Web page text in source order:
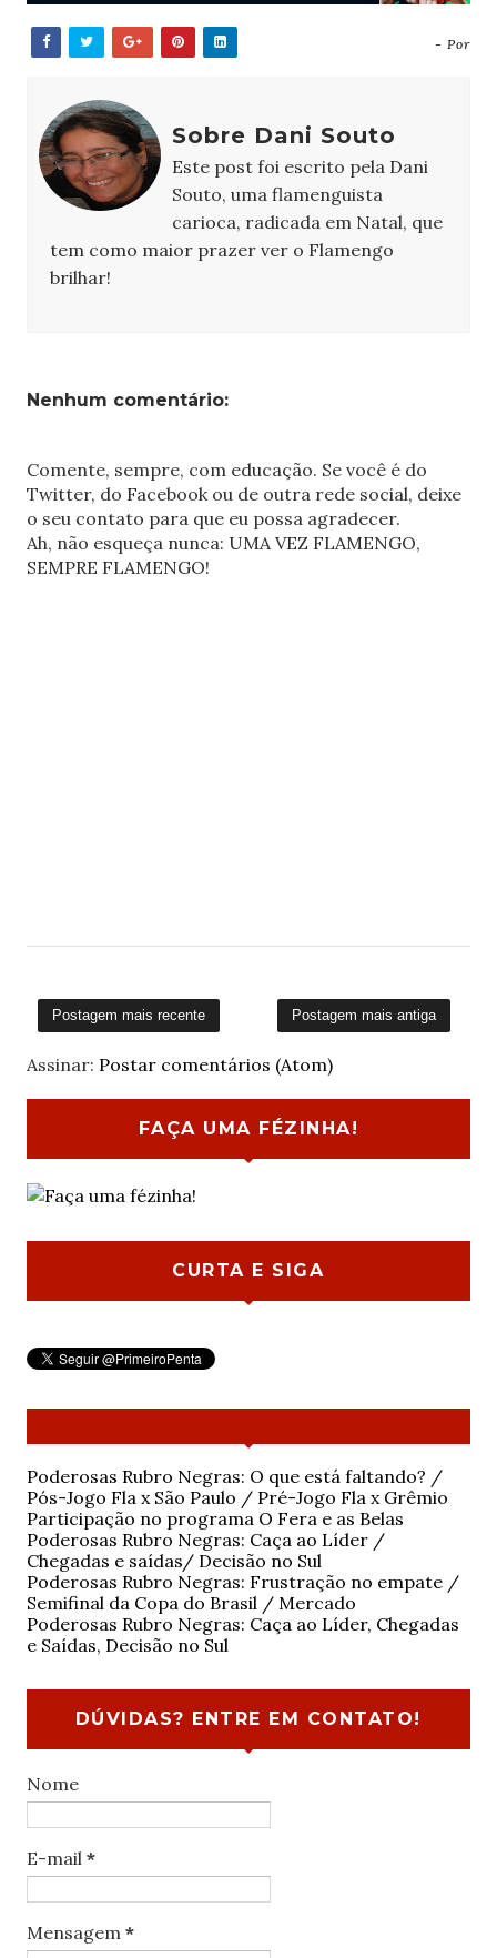
- Por
Sobre Dani Souto
Este post foi escrito pela Dani
Souto, uma flamenguista
carioca, radicada em Natal, que
tem como maior prazer ver o Flamengo
brilhar!
Nenhum comentário:
Comente, sempre, com educação. Se você é do
Twitter, do Facebook ou de outra rede social, deixe
o seu contato para que eu possa agradecer.
Ah, não esqueça nunca: UMA VEZ FLAMENGO,
SEMPRE FLAMENGO!
Postagem mais recente Postagem mais antiga
Assinar: Postar comentários (Atom)
FAÇA UMA FÉZINHA!
CURTA E SIGA
Poderosas Rubro Negras: O que está faltando? /
Pós-Jogo Fla x São Paulo / Pré-Jogo Fla x Grêmio
Participação no programa O Fera e as Belas
Poderosas Rubro Negras: Caça ao Líder /
Chegadas e saídas/ Decisão no Sul
Poderosas Rubro Negras: Frustração no empate /
Semifinal da Copa do Brasil / Mercado
Poderosas Rubro Negras: Caça ao Líder, Chegadas
e Saídas, Decisão no Sul
DÚVIDAS? ENTRE EM CONTATO!
Nome
E-mail *
Mensagem *